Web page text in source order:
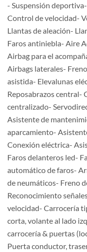
- Suspensión
Control de velocidad-
Llantas de aleación-
Faros antiniebla- Aire
Airbag para el
Airbags laterales-
asistida- Elevalunas
Reposabrazos central-
centralizado-
Asistente de
aparcamiento-
Conexión eléctrica-
Faros delanteros led-
automático de faros-
de neumáticos- Freno
Reconocimiento
velocidad- Carrocería
corta, volante al lado
carrocería & puertas
Puerta conductor,